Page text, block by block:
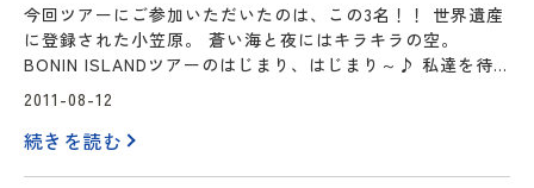
今回ツアーにご参加いただいたのは、この3名！！ 世界遺産
に登録された小笠原。 蒼い海と夜にはキラキラの空。
BONIN ISLANDツアーのはじまり、はじまり～♪ 私達を待
っていたのは、とてつもなく寛大な海！ 水面から水底の20
メートル下が見える海。 それだけでワァーーー！とテンシ
ョンがあがりましたね（ ´∀｀） 地形ダイビングはもちろ
2011-08-12
続きを読む